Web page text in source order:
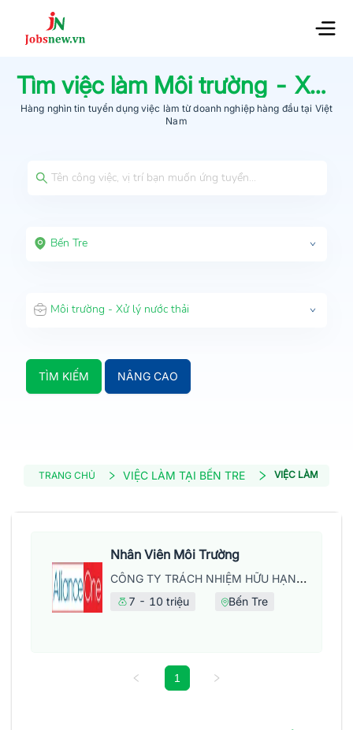
Tìm việc làm Môi trường - Xử lý nước thải
Hàng nghìn tin tuyển dụng việc làm từdoanh nghiệp hàng đầu tại Việt
Nam
Bến Tre
Môi trường - Xử lý nước thải
TÌM KIẾM NÂNG CAO
TRANG CHỦ VIỆC LÀM TẠI BẾN TRE VIỆC LÀM MÔI
Nhân Viên Môi Trường
CÔNG TY TRÁCH NHIỆM HỮU HẠN MAY MẶC ALLIANCE ONE
7 - 10 triệu Bến Tre
1